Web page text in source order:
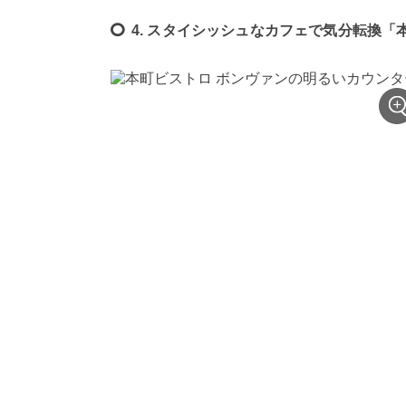
4. スタイシッシュなカフェで気分転換「